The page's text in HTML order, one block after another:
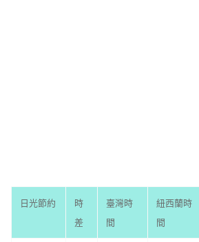
日光節約
時
差
臺灣時
間
紐西蘭時
間